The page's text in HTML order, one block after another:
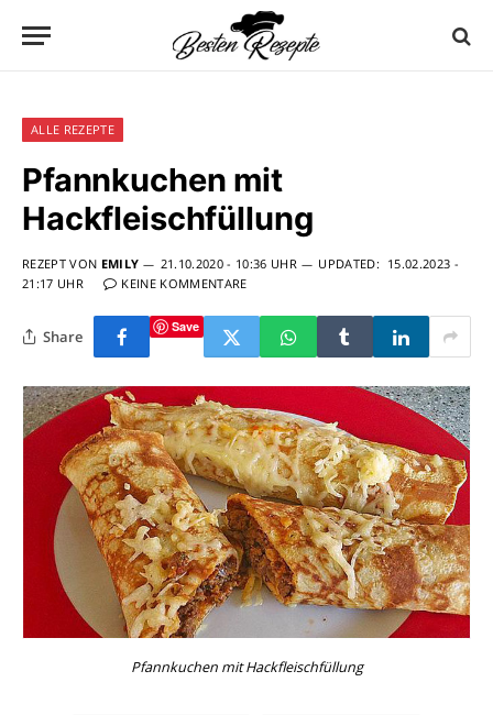
ALLE REZEPTE
Pfannkuchen mit
Hackfleischfüllung
REZEPT VON EMILY 21.10.2020 - 10:36 UHR UPDATED: 15.02.2023 -
21:17 UHR
KEINE KOMMENTARE
Share Save
Pfannkuchen mit Hackfleischfüllung